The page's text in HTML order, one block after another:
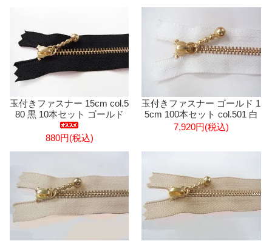
玉付きファスナー 15cm col.5
80 黒 10本セット ゴールド
880円(税込)
玉付きファスナー ゴールド 1
5cm 100本セット col.501 白
7,920円(税込)